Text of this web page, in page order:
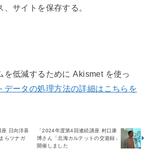
サイトを保存する。
を低減するために Akismet を使っ
データの処理方法の詳細はこちらを
日向洋喜
らツナガ
「2024年度第4回連続講座 村口康
博さん「北海カルテットの交遊録」
開催しました